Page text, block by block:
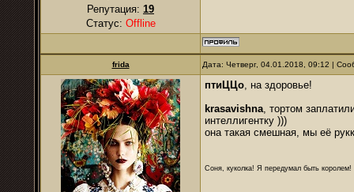
Репутация: 19
Статус: Offline
frida Дата: Четверг, 04.01.2018, 09:12 |
птиЦЦо, на здоровье!
krasavishna, тортом
интеллигентку )))
она такая смешная, мы её
Соня, куколка! Я передумал быть